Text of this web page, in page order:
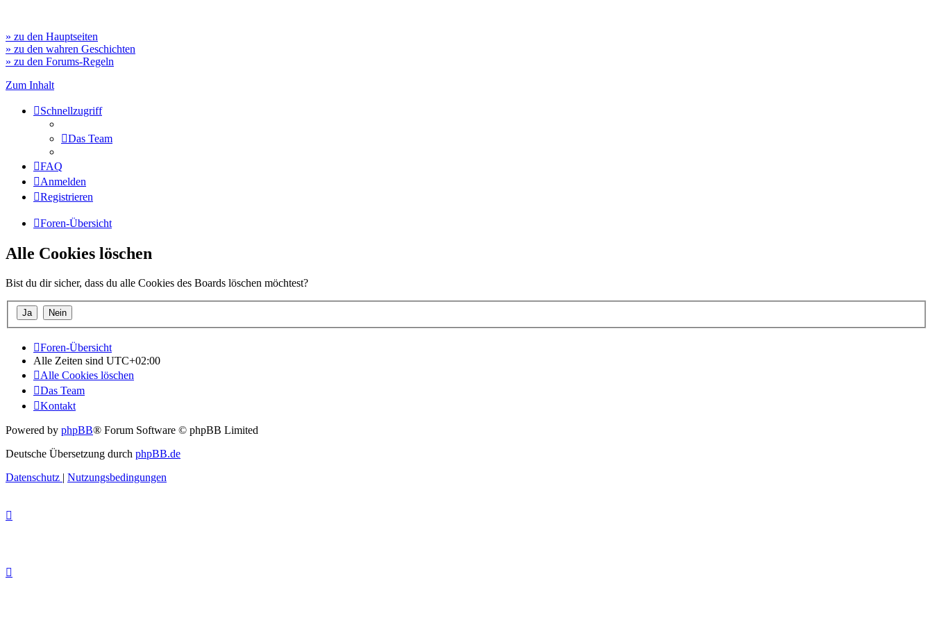
» zu den Hauptseiten
» zu den wahren Geschichten
» zu den Forums-Regeln
Zum Inhalt
Schnellzugriff
Das Team
FAQ
Anmelden
Registrieren
Foren-Übersicht
Alle Cookies löschen
Bist du dir sicher, dass du alle Cookies des Boards löschen möchtest?
Foren-Übersicht
Alle Zeiten sind UTC+02:00
Alle Cookies löschen
Das Team
Kontakt
Powered by phpBB® Forum Software © phpBB Limited
Deutsche Übersetzung durch phpBB.de
Datenschutz | Nutzungsbedingungen